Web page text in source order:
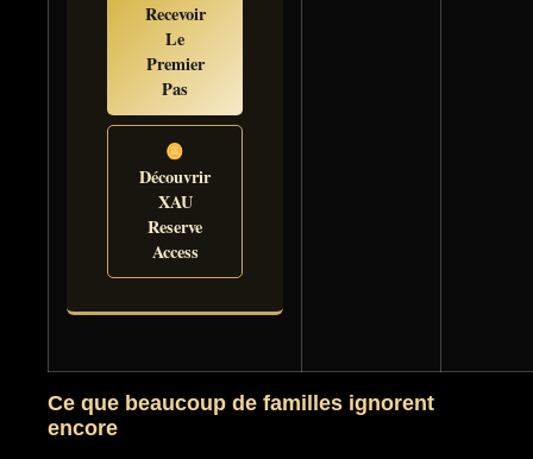
Recevoir
Le
Premier
Pas
Découvrir
XAU
Reserve
Access
Ce que beaucoup de familles ignorent
encore